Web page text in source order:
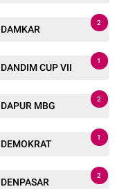
DAMKAR
2
DANDIM CUP VII
1
DAPUR MBG
2
DEMOKRAT
1
DENPASAR
2